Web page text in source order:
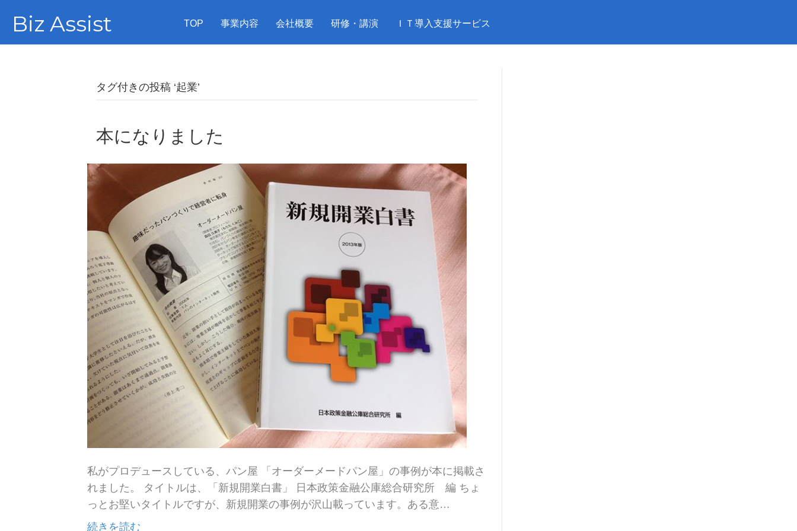
Biz Assist TOP 事業内容 会社概要 研修・講演 ＩＴ導入支援サービス
タグ付きの投稿 ‘起業’
本になりました
私がプロデュースしている、パン屋 「オーダーメードパン屋」の事例が本に掲載さ
れました。 タイトルは、「新規開業白書」 日本政策金融公庫総合研究所 編 ちょ
っとお堅いタイトルですが、新規開業の事例が沢山載っています。ある意…
続きを読む